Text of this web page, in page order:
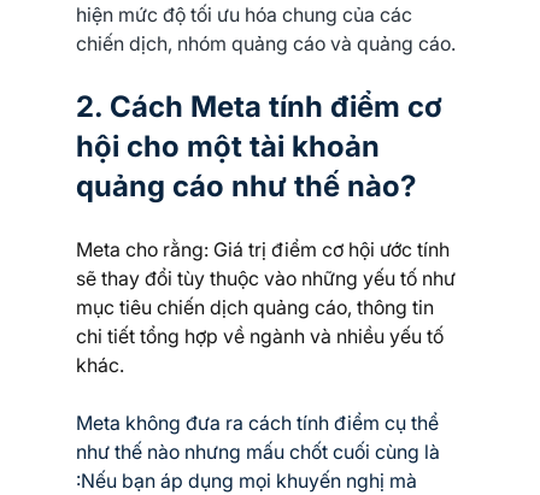
hiện mức độ tối ưu hóa chung của các
chiến dịch, nhóm quảng cáo và quảng cáo.
2. Cách Meta tính điểm cơ
hội cho một tài khoản
quảng cáo như thế nào?
Meta cho rằng: Giá trị điểm cơ hội ước tính
sẽ thay đổi tùy thuộc vào những yếu tố như
mục tiêu chiến dịch quảng cáo, thông tin
chi tiết tổng hợp về ngành và nhiều yếu tố
khác.
Meta không đưa ra cách tính điểm cụ thể
như thế nào nhưng mấu chốt cuối cùng là
:Nếu bạn áp dụng mọi khuyến nghị mà